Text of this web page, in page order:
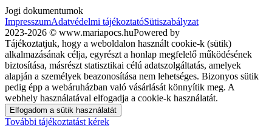
Jogi dokumentumok
ImpresszumAdatvédelmi tájékoztatóSütiszabályzat
2023-2026 © www.mariapocs.huPowered by
Tájékoztatjuk, hogy a weboldalon használt cookie-k (sütik)
alkalmazásának célja, egyrészt a honlap megfelelő működésének
biztosítása, másrészt statisztikai célú adatszolgáltatás, amelyek
alapján a személyek beazonosítása nem lehetséges. Bizonyos sütik
pedig épp a webáruházban való vásárlását könnyítik meg. A
webhely használatával elfogadja a cookie-k használatát.
Elfogadom a sütik használatát
További tájékoztatást kérek